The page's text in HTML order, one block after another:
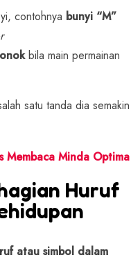
contohnya bunyi “M”
bila main permainan
satu tanda dia semakin
Membaca Minda Optima
Huruf
atau simbol dalam